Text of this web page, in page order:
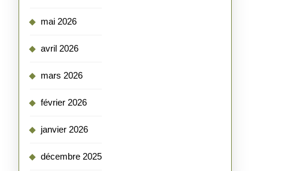
mai 2026
avril 2026
mars 2026
février 2026
janvier 2026
décembre 2025